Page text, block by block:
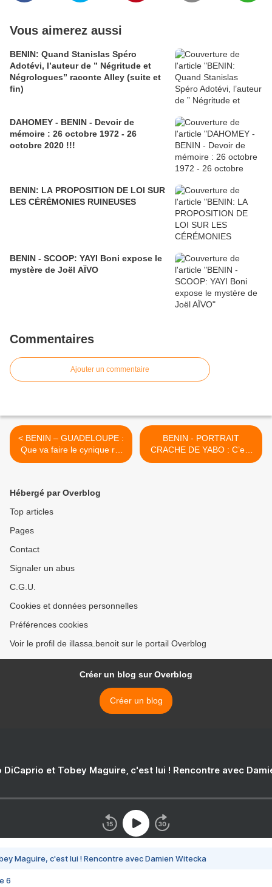
Vous aimerez aussi
BENIN: Quand Stanislas Spéro
Adotévi, l’auteur de ” Négritude et
Négrologues” raconte Alley (suite et
fin)
DAHOMEY - BENIN - Devoir de
mémoire : 26 octobre 1972 - 26
octobre 2020 !!!
BENIN: LA PROPOSITION DE LOI SUR
LES CÉRÉMONIES RUINEUSES
BENIN - SCOOP: YAYI Boni expose le
mystère de Joël AÏVO
Commentaires
Ajouter un commentaire
< BENIN – GUADELOUPE :
Que va faire le cynique roi
Boni 1er au Mémorial Acte
à l’abandon ???
BENIN - PORTRAIT
CRACHE DE YABO : C’est
un assoiffé de pouvoir et un
Hébergé par Overblog
Top articles
Pages
Contact
Signaler un abus
C.G.U.
Cookies et données personnelles
Préférences cookies
Voir le profil de illassa.benoit sur le portail Overblog
Créer un blog sur Overblog
Créer un blog
DiCaprio et Tobey Maguire, c'est lui ! Rencontre avec
Maguire, c'est lui ! Rencontre avec Damien Witecka
6